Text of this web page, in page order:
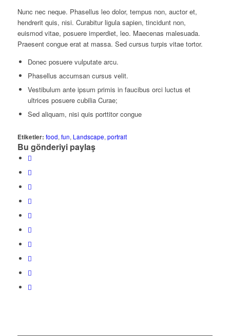
Nunc nec neque. Phasellus leo dolor, tempus non, auctor et,
hendrerit quis, nisi. Curabitur ligula sapien, tincidunt non,
euismod vitae, posuere imperdiet, leo. Maecenas malesuada.
Praesent congue erat at massa. Sed cursus turpis vitae tortor.
Donec posuere vulputate arcu.
Phasellus accumsan cursus velit.
Vestibulum ante ipsum primis in faucibus orci luctus et
ultrices posuere cubilia Curae;
Sed aliquam, nisi quis porttitor congue
Etiketler: food, fun, Landscape, portrait
Bu gönderiyi paylaş